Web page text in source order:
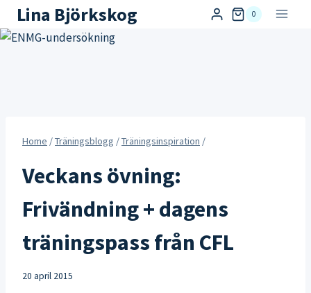
Skip
to
content
Lina Björkskog 0
Home /Träningsblogg /Träningsinspiration /
Veckans övning:
Frivändning + dagens
träningspass från CFL
20 april 2015